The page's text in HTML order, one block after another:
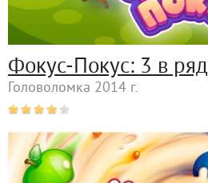
Фокус-Покус: 3 в ряд
Головоломка 2014 г.